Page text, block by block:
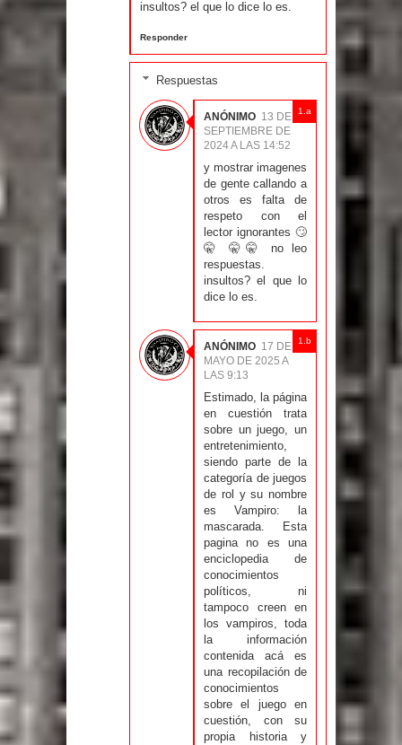
insultos? el que lo dice lo es.
Responder
Respuestas
ANÓNIMO 13 DE
SEPTIEMBRE DE
2024 A LAS 14:52
y mostrar imagenes
de gente callando a
otros es falta de
respeto con el
lector ignorantes 🙄
🤫 🤫🤫 no leo
respuestas.
insultos? el que lo
dice lo es.
ANÓNIMO 17 DE
MAYO DE 2025 A
LAS 9:13
Estimado, la página
en cuestión trata
sobre un juego, un
entretenimiento,
siendo parte de la
categoría de juegos
de rol y su nombre
es Vampiro: la
mascarada. Esta
pagina no es una
enciclopedia de
conocimientos
políticos, ni
tampoco creen en
los vampiros, toda
la información
contenida acá es
una recopilación de
conocimientos
sobre el juego en
cuestión, con su
propia historia y